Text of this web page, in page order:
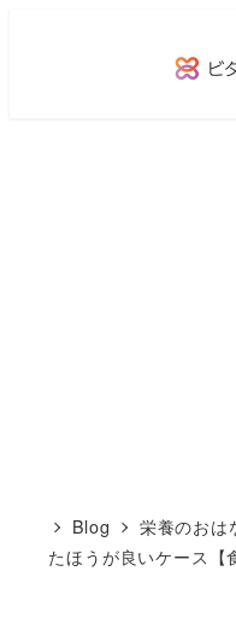
Blog 栄養のおは
たほうが良いケース【